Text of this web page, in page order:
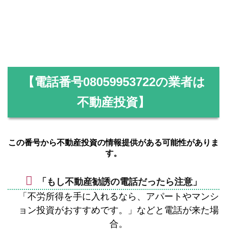
【電話番号08059953722の業者は
不動産投資】
この番号から不動産投資の情報提供がある可能性がありま
す。
「もし不動産勧誘の電話だったら注意」
「不労所得を手に入れるなら、アパートやマンシ
ョン投資がおすすめです。」などと電話が来た場
合。